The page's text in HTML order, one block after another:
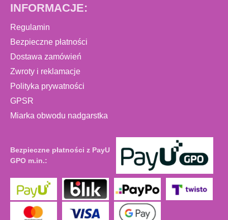
INFORMACJE:
Regulamin
Bezpieczne płatności
Dostawa zamówień
Zwroty i reklamacje
Polityka prywatności
GPSR
Miarka obwodu nadgarstka
Bezpieczne płatności z PayU
GPO m.in.: